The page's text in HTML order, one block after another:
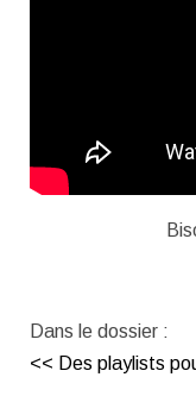
Dans le dossier :
<< Des playlists